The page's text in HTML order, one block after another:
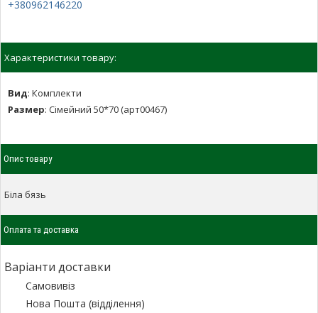
+380962146220
Характеристики товару:
Вид: Комплекти
Размер: Сімейний 50*70 (арт00467)
Опис товару
Біла бязь
Оплата та доставка
Варіанти доставки
Самовивіз
Нова Пошта (відділення)